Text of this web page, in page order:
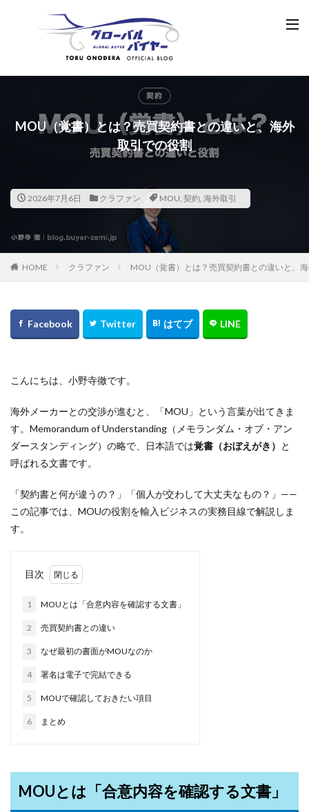
MOU（覚書）とは？売買契約書との違いと、海外
取引での役割
2026年7月6日 クラファン MOU, 契約, 海外取引
HOME クラファン MOU（覚書）とは？売買契約書との違いと、
こんにちは、小野寺徹です。
海外メーカーとの交渉が進むと、「MOU」という言葉が出てきま
す。Memorandum of Understanding（メモランダム・オブ・アン
ダースタンディング）の略で、日本語では覚書（おぼえがき） と
呼ばれる文書です。
「契約書と何が違うの？」「個人が交わして大丈夫なもの？」——
この記事では、MOUの役割を輸入ビジネスの実務目線で解説しま
す。
目次
1 MOUとは「合意内容を確認する文書」
2 売買契約書との違い
3 なぜ最初の書面がMOUなのか
4 署名は電子で完結できる
5 MOUで確認しておきたい項目
6 まとめ
MOUとは「合意内容を確認する文書」